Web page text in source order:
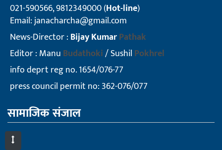
021-590566, 9812349000 (Hot-line)
Email:janacharcha@gmail.com
News-Director : Bijay KumarPathak
Editor : Manu Budathoki/ Sushil Pokhrel
info deprt reg no. 1654/076-77
press council permit no: 362-076/077
सामाजिक संजाल